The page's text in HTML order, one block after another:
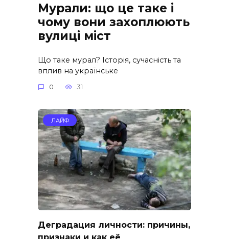
Мурали: що це таке і
чому вони захоплюють
вулиці міст
Що таке мурал? Історія, сучасність та
вплив на українське
0 31
ЛАЙФ
Деградация личности: причины,
признаки и как её